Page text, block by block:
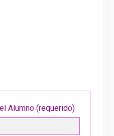
Alumno (requerido)